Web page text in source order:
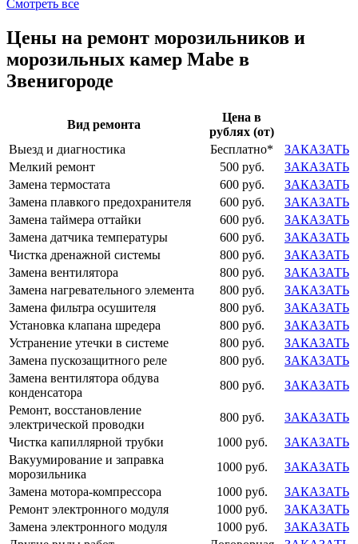
Смотреть все
Цены на ремонт морозильников и
морозильных камер Mabe в
Звенигороде
Вид ремонта
Цена в
рублях (от)
Выезд и диагностика
Бесплатно*
ЗАКАЗАТЬ
Мелкий ремонт
500 руб.
ЗАКАЗАТЬ
Замена термостата
600 руб.
ЗАКАЗАТЬ
Замена плавкого предохранителя
600 руб.
ЗАКАЗАТЬ
Замена таймера оттайки
600 руб.
ЗАКАЗАТЬ
Замена датчика температуры
600 руб.
ЗАКАЗАТЬ
Чистка дренажной системы
800 руб.
ЗАКАЗАТЬ
Замена вентилятора
800 руб.
ЗАКАЗАТЬ
Замена нагревательного элемента
800 руб.
ЗАКАЗАТЬ
Замена фильтра осушителя
800 руб.
ЗАКАЗАТЬ
Установка клапана шредера
800 руб.
ЗАКАЗАТЬ
Устранение утечки в системе
800 руб.
ЗАКАЗАТЬ
Замена пускозащитного реле
800 руб.
ЗАКАЗАТЬ
Замена вентилятора обдува
конденсатора
800 руб.
ЗАКАЗАТЬ
Ремонт, восстановление
электрической проводки
800 руб.
ЗАКАЗАТЬ
Чистка капиллярной трубки
1000 руб.
ЗАКАЗАТЬ
Вакуумирование и заправка
морозильника
1000 руб.
ЗАКАЗАТЬ
Замена мотора-компрессора
1000 руб.
ЗАКАЗАТЬ
Ремонт электронного модуля
1000 руб.
ЗАКАЗАТЬ
Замена электронного модуля
1000 руб.
ЗАКАЗАТЬ